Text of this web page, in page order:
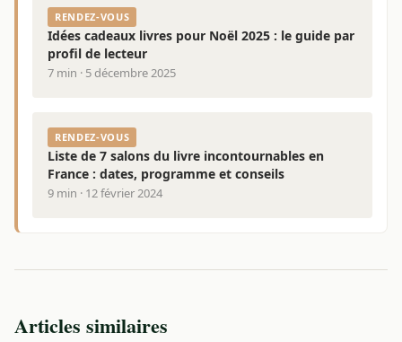
RENDEZ-VOUS
Idées cadeaux livres pour Noël 2025 : le guide par
profil de lecteur
7 min · 5 décembre 2025
RENDEZ-VOUS
Liste de 7 salons du livre incontournables en
France : dates, programme et conseils
9 min · 12 février 2024
Articles similaires